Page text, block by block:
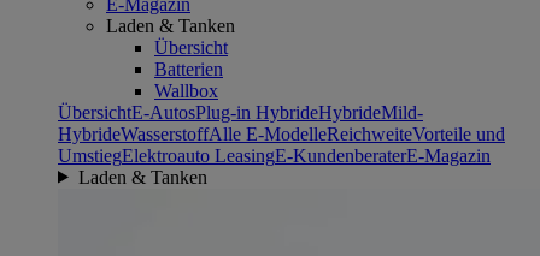
Laden & Tanken
Übersicht
Batterien
Wallbox
ÜbersichtE-AutosPlug-in HybrideHybrideMild-
HybrideWasserstoffAlle E-ModelleReichweiteVorteile und
UmstiegElektroauto LeasingE-KundenberaterE-Magazin
Laden & Tanken